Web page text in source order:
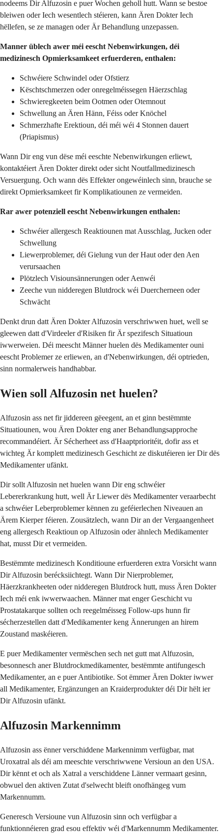
nodeems Dir Alfuzosin e puer Wochen geholl hutt. Wann se bestoe
bleiwen oder Iech wesentlech stéieren, kann Ären Dokter Iech
hëllefen, se ze managen oder Är Behandlung unzepassen.
Manner üblech awer méi eescht Nebenwirkungen, déi
medizinesch Opmierksamkeet erfuerderen, enthalen:
Schwéiere Schwindel oder Ofstierz
Këschtschmerzen oder onregelméissegen Häerzschlag
Schwieregkeeten beim Ootmen oder Otemnout
Schwellung an Ären Hänn, Féiss oder Knöchel
Schmerzhafte Erektioun, déi méi wéi 4 Stonnen dauert
(Priapismus)
Wann Dir eng vun dëse méi eeschte Nebenwirkungen erliewt,
kontaktéiert Ären Dokter direkt oder sicht Noutfallmedizinesch
Versuergung. Och wann dës Effekter ongewéinlech sinn, brauche se
direkt Opmierksamkeet fir Komplikatiounen ze vermeiden.
Rar awer potenziell eescht Nebenwirkungen enthalen:
Schwéier allergesch Reaktiounen mat Ausschlag, Jucken oder
Schwellung
Liewerproblemer, déi Gielung vun der Haut oder den Aen
verursaachen
Plötzlech Visiounsännerungen oder Aenwéi
Zeeche vun nidderegen Blutdrock wéi Duercherneen oder
Schwächt
Denkt drun datt Ären Dokter Alfuzosin verschriwwen huet, well se
gleewen datt d'Virdeeler d'Risiken fir Är spezifesch Situatioun
iwwerweien. Déi meescht Männer huelen dës Medikamenter ouni
eescht Problemer ze erliewen, an d'Nebenwirkungen, déi optrieden,
sinn normalerweis handhabbar.
Wien soll Alfuzosin net huelen?
Alfuzosin ass net fir jiddereen gëeegent, an et ginn bestëmmte
Situatiounen, wou Ären Dokter eng aner Behandlungsapproche
recommandéiert. Är Sécherheet ass d'Haaptprioritéit, dofir ass et
wichteg Är komplett medizinesch Geschicht ze diskutéieren ier Dir dës
Medikamenter ufänkt.
Dir sollt Alfuzosin net huelen wann Dir eng schwéier
Lebererkrankung hutt, well Är Liewer dës Medikamenter veraarbecht
a schwéier Leberproblemer kënnen zu geféierlechen Niveauen an
Ärem Kierper féieren. Zousätzlech, wann Dir an der Vergaangenheet
eng allergesch Reaktioun op Alfuzosin oder ähnlech Medikamenter
hat, musst Dir et vermeiden.
Bestëmmte medizinesch Konditioune erfuerderen extra Vorsicht wann
Dir Alfuzosin berécksiichtegt. Wann Dir Nierproblemer,
Häerzkrankheeten oder nidderegen Blutdrock hutt, muss Ären Dokter
Iech méi enk iwwerwaachen. Männer mat enger Geschicht vu
Prostatakarque sollten och reegelméisseg Follow-ups hunn fir
sécherzestellen datt d'Medikamenter keng Ännerungen an hirem
Zoustand maskéieren.
E puer Medikamenter vermëschen sech net gutt mat Alfuzosin,
besonnesch aner Blutdrockmedikamenter, bestëmmte antifungesch
Medikamenter, an e puer Antibiotike. Sot ëmmer Ären Dokter iwwer
all Medikamenter, Ergänzungen an Kraiderprodukter déi Dir hëlt ier
Dir Alfuzosin ufänkt.
Alfuzosin Markennimm
Alfuzosin ass ënner verschiddene Markennimm verfügbar, mat
Uroxatral als déi am meeschte verschriwwene Versioun an den USA.
Dir kënnt et och als Xatral a verschiddene Länner vermaart gesinn,
obwuel den aktiven Zutat d'selwecht bleift onofhängeg vum
Markennumm.
Generesch Versioune vun Alfuzosin sinn och verfügbar a
funktionnéieren grad esou effektiv wéi d'Markennumm Medikamenter.